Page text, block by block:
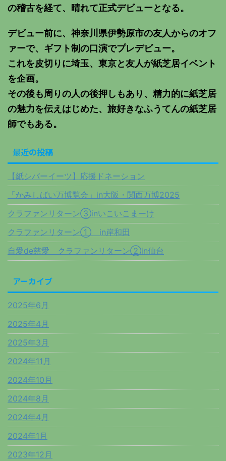
の稽古を経て、晴れて正式デビューとなる。
デビュー前に、神奈川県伊勢原市の友人からのオフ
ァーで、ギフト制の口演でプレデビュー。
これを皮切りに埼玉、東京と友人が紙芝居イベント
を企画。
その後も周りの人の後押しもあり、精力的に紙芝居
の魅力を伝えはじめた、旅好きなふうてんの紙芝居
師でもある。
最近の投稿
【紙シバーイーツ】応援ドネーション
「かみしばい万博覧会」in大阪・関西万博2025
クラファンリターン③inいこいこまーけ
クラファンリターン① in岸和田
自愛de慈愛 クラファンリターン②in仙台
アーカイブ
2025年6月
2025年4月
2025年3月
2024年11月
2024年10月
2024年8月
2024年4月
2024年1月
2023年12月